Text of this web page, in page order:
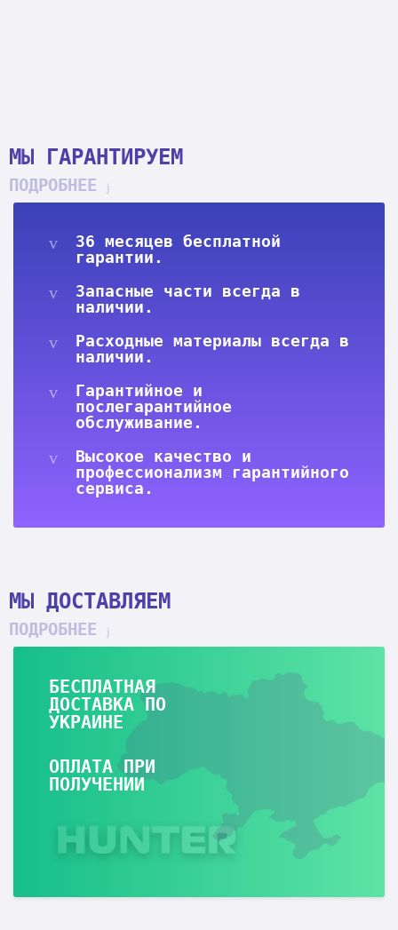
МЫ ГАРАНТИРУЕМ
ПОДРОБНЕЕ
36 месяцев бесплатной
гарантии.
Запасные части всегда в
наличии.
Расходные материалы всегда в
наличии.
Гарантийное и
послегарантийное
обслуживание.
Высокое качество и
профессионализм гарантийного
сервиса.
МЫ ДОСТАВЛЯЕМ
ПОДРОБНЕЕ
БЕСПЛАТНАЯ
ДОСТАВКА ПО
УКРАИНЕ
ОПЛАТА ПРИ
ПОЛУЧЕНИИ